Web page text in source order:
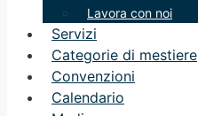
Lavora con noi
Servizi
Categorie di mestiere
Convenzioni
Calendario